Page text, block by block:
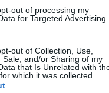
out of processing my
for Targeted Advertising.
out of Collection, Use,
Sale, and/or Sharing of my
that Is Unrelated with
which it was collected.
Парк